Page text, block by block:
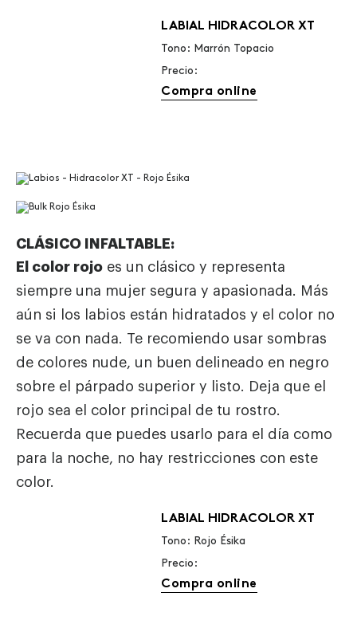
LABIAL HIDRACOLOR XT
Tono: Marrón Topacio
Precio:
Compra online
CLÁSICO INFALTABLE:
El color rojo es un clásico y representa
siempre una mujer segura y apasionada. Más
aún si los labios están hidratados y el color no
se va con nada. Te recomiendo usar sombras
de colores nude, un buen delineado en negro
sobre el párpado superior y listo. Deja que el
rojo sea el color principal de tu rostro.
Recuerda que puedes usarlo para el día como
para la noche, no hay restricciones con este
color.
LABIAL HIDRACOLOR XT
Tono: Rojo Ésika
Precio:
Compra online